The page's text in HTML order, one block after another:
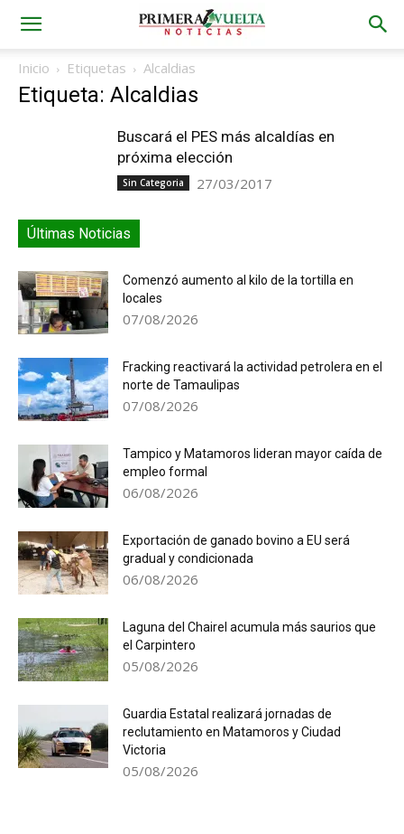
Inicio Etiquetas Alcaldias
Etiqueta: Alcaldias
Buscará el PES más alcaldías en
próxima elección
Sin Categoria 27/03/2017
Últimas Noticias
Comenzó aumento al kilo de la tortilla en
locales
07/08/2026
Fracking reactivará la actividad petrolera en el
norte de Tamaulipas
07/08/2026
Tampico y Matamoros lideran mayor caída de
empleo formal
06/08/2026
Exportación de ganado bovino a EU será
gradual y condicionada
06/08/2026
Laguna del Chairel acumula más saurios que
el Carpintero
05/08/2026
Guardia Estatal realizará jornadas de
reclutamiento en Matamoros y Ciudad
Victoria
05/08/2026